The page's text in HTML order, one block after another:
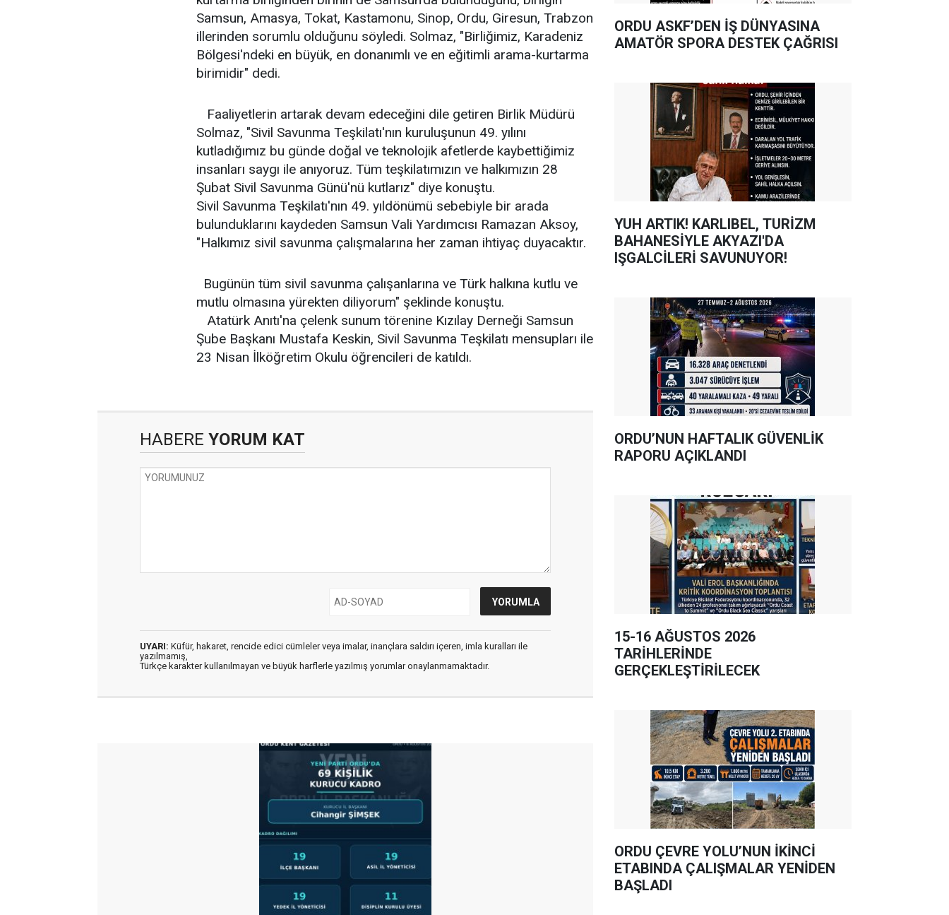
Samsun, Amasya, Tokat, Kastamonu, Sinop, Ordu, Giresun, Trabzon
illerinden sorumlu olduğunu söyledi. Solmaz, "Birliğimiz, Karadeniz
Bölgesi'ndeki en büyük, en donanımlı ve en eğitimli arama-kurtarma
birimidir" dedi.
Faaliyetlerin artarak devam edeceğini dile getiren Birlik Müdürü
Solmaz, "Sivil Savunma Teşkilatı'nın kuruluşunun 49. yılını
kutladığımız bu günde doğal ve teknolojik afetlerde kaybettiğimiz
insanları saygı ile anıyoruz. Tüm teşkilatımızın ve halkımızın 28
Şubat Sivil Savunma Günü'nü kutlarız" diye konuştu.
Sivil Savunma Teşkilatı'nın 49. yıldönümü sebebiyle bir arada
bulunduklarını kaydeden Samsun Vali Yardımcısı Ramazan Aksoy,
"Halkımız sivil savunma çalışmalarına her zaman ihtiyaç duyacaktır.
Bugünün tüm sivil savunma çalışanlarına ve Türk halkına kutlu ve
mutlu olmasına yürekten diliyorum" şeklinde konuştu.
Atatürk Anıtı'na çelenk sunum törenine Kızılay Derneği Samsun
Şube Başkanı Mustafa Keskin, Sivil Savunma Teşkilatı mensupları ile
23 Nisan İlköğretim Okulu öğrencileri de katıldı.
HABERE YORUM KAT
UYARI: Küfür, hakaret, rencide edici cümleler veya imalar, inançlara saldırı içeren, imla kuralları ile
yazılmamış,
Türkçe karakter kullanılmayan ve büyük harflerle yazılmış yorumlar onaylanmamaktadır.
ORDU ASKF’DEN İŞ DÜNYASINA
AMATÖR SPORA DESTEK ÇAĞRISI
YUH ARTIK! KARLIBEL, TURİZM
BAHANESİYLE AKYAZI'DA
IŞGALCİLERİ SAVUNUYOR!
ORDU’NUN HAFTALIK GÜVENLİK
RAPORU AÇIKLANDI
15-16 AĞUSTOS 2026
TARİHLERİNDE
GERÇEKLEŞTİRİLECEK
ORDU ÇEVRE YOLU’NUN İKİNCİ
ETABINDA ÇALIŞMALAR YENİDEN
BAŞLADI